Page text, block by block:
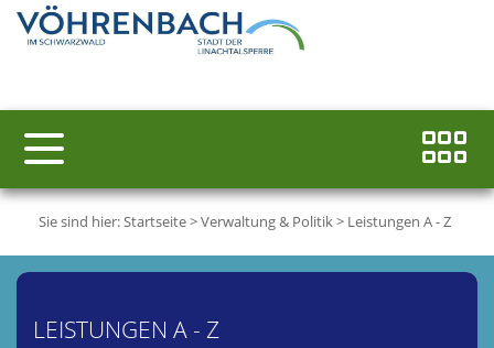
Sie sind hier:Startseite>Verwaltung & Politik> Leistungen A - Z
LEISTUNGEN A - Z